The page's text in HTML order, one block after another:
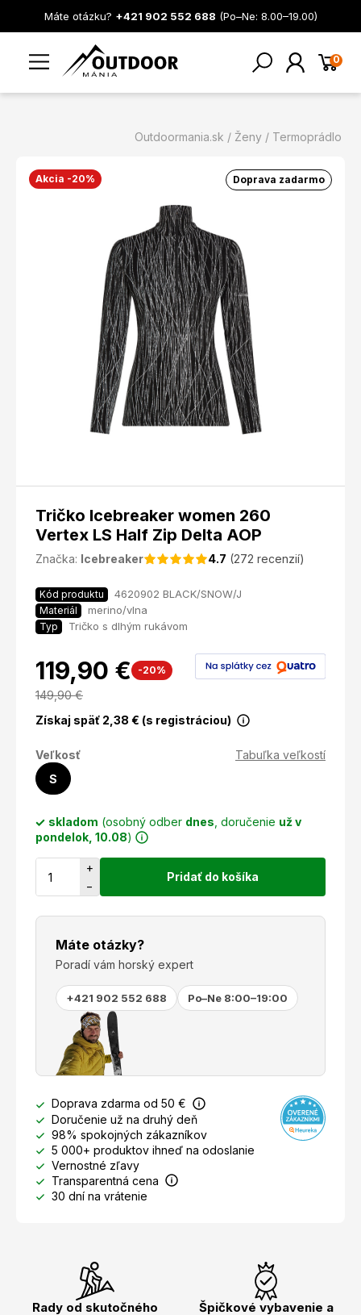
Máte otázku? +421 902 552 688 (Po–Ne: 8.00–19.00)
0
Outdoormania.sk Ženy Termoprádlo
Doprava zadarmo
Akcia -20%
Tričko Icebreaker women 260
Vertex LS Half Zip Delta AOP
Značka: Icebreaker 4.7 (272 recenzií)
Kód produktu 4620902 BLACK/SNOW/J
Materiál merino/vlna
Typ Tričko s dlhým rukávom
119,90 € -20%
149,90€
Získaj späť 2,38 € (s registráciou)
Veľkosť
Tabuľka veľkostí
S
skladom (osobný odber dnes , doručenie už v
pondelok, 10.08)
+
−
Pridať do košíka
Máte otázky?
Poradí vám horský expert
+421 902 552 688 Po–Ne 8:00–19:00
Doprava zdarma od 50 €
Doručenie už na druhý deň
98% spokojných zákazníkov
5 000+ produktov ihneď na odoslanie
Vernostné zľavy
Transparentná cena
30 dní na vrátenie
Rady od skutočného
Špičkové vybavenie a